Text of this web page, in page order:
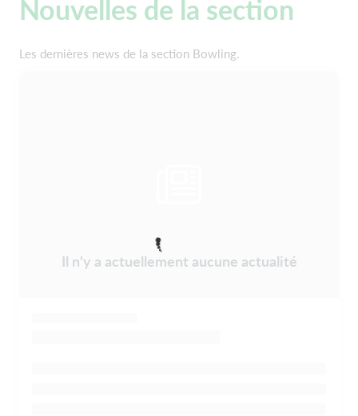
Nouvelles de la section
Les dernières news de la section Bowling.
Il n'y a actuellement aucune actualité